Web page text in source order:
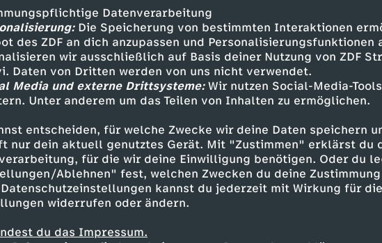
Datenverarbeitung
Die Speicherung von bestimmten Interaktionen
des ZDF an dich anzupassen und Personalisierungsfunktionen
wir ausschließlich auf Basis deiner Nutzung von ZDF
Daten von Dritten werden von uns nicht verwendet.
Media und externe Drittsysteme:Wir nutzen Social-Media-
Unter anderem um das Teilen von Inhalten zu ermöglichen.
entscheiden, für welche Zwecke wir deine Daten speichern
nur dein aktuell genutztes Gerät. Mit "Zustimmen" erklärst du
für die wir deine Einwilligung benötigen. Oder du
Ablehnen" fest, welchen Zwecken du deine
Datenschutzeinstellungen kannst du jederzeit mit Wirkung für
widerrufen oder ändern.
du das Impressum.
Ähnliche Inhalte entdecken
Satire Video humorvoll WUMMS